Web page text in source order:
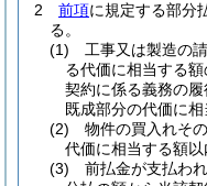
2
前項に規定する部分
る。
(1)
工事又は製造の
る代価に相当する額
契約に係る義務の
既成部分の代価に
(2)
物件の買入れそ
代価に相当する額以
(3)
前払金が支払わ